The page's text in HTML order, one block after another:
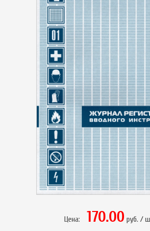
Цена: 170.00 руб. /